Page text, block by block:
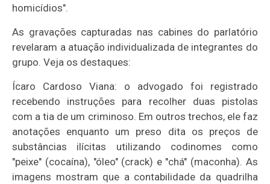
homicídios".
As gravações capturadas nas cabines do parlatório
revelaram a atuação individualizada de integrantes do
grupo. Veja os destaques:
Ícaro Cardoso Viana: o advogado foi registrado
recebendo instruções para recolher duas pistolas
com a tia de um criminoso. Em outros trechos, ele faz
anotações enquanto um preso dita os preços de
substâncias ilícitas utilizando codinomes como
"peixe" (cocaína), "óleo" (crack) e "chá" (maconha). As
imagens mostram que a contabilidade da quadrilha